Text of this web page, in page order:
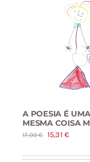
A POESIA É
MESMA COISA
17,00€
O
15,31€O